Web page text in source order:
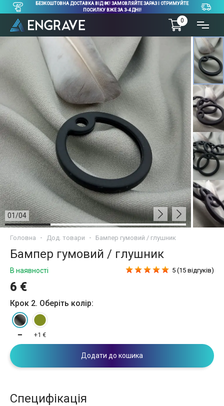
БЕЗКОШТОВНА ДОСТАВКА ВІД 8€! ЗАМОВЛЯЙТЕ ЗАРАЗ І ОТРИМУЙТЕ
ПОСИЛКУ ВЖЕ ЗА 3-4 ДНІ!
0
01 /04
Головна Дод. товари Бампер гумовий / глушник
Бампер гумовий / глушник
В наявності
6 €
5 (15 відгуків)
Крок 2. Оберіть колір:
━ +1 €
Додати до кошика
Специфікація